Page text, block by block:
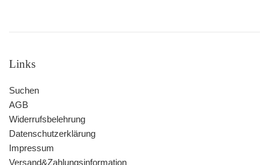
Links
Suchen
AGB
Widerrufsbelehrung
Datenschutzerklärung
Impressum
Versand&Zahlungsinformation